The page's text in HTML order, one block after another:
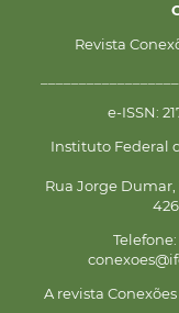
Revista
e-ISSN:
Instituto Federal
Rua Jorge Dumar,
Telefone:
A revista